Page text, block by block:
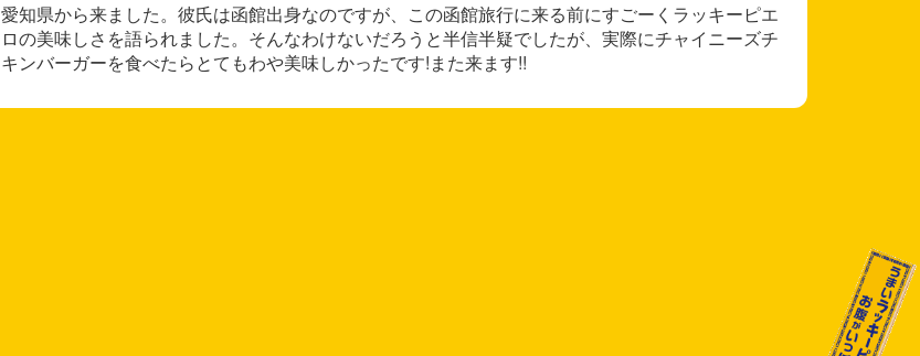
愛知県から来ました。彼氏は函館出身なのですが、この函館旅行に来る前にすごーくラッキーピエ
ロの美味しさを語られました。そんなわけないだろうと半信半疑でしたが、実際にチャイニーズチ
キンバーガーを食べたらとてもわや美味しかったです!また来ます!!